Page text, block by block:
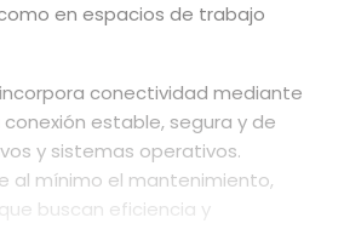
en espacios de trabajo
conectividad mediante
estable, segura y de
y sistemas operativos.
al mínimo el mantenimiento,
buscan eficiencia y